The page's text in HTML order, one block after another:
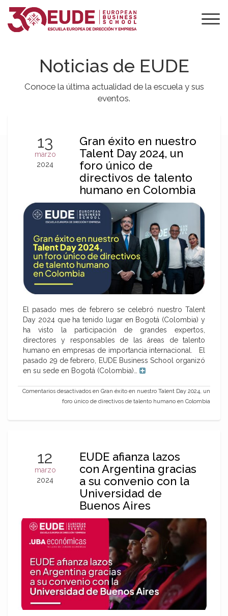
Noticias de EUDE
Conoce la última actualidad de la escuela y sus
eventos.
13
marzo
2024
Gran éxito en nuestro
Talent Day 2024, un
foro único de
directivos de talento
humano en Colombia
El pasado mes de febrero se celebró nuestro Talent
Day 2024 que ha tenido lugar en Bogotá (Colombia) y
ha visto la participación de grandes expertos,
directores y responsables de las áreas de talento
humano en empresas de importancia internacional. El
pasado 29 de febrero, EUDE Business School organizó
en su sede en Bogotá (Colombia)…
Comentarios desactivados en Gran éxito en nuestro Talent Day 2024, un
foro único de directivos de talento humano en Colombia
12
marzo
2024
EUDE afianza lazos
con Argentina gracias
a su convenio con la
Universidad de
Buenos Aires